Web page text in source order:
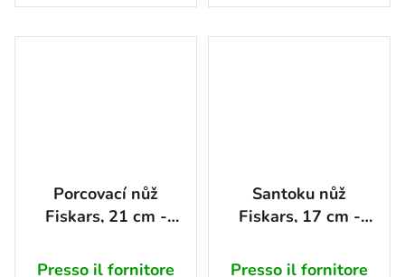
Porcovací nůž
Fiskars, 21 cm -
Presso il fornitore
Santoku nůž
Fiskars, 17 cm -
Presso il fornitore